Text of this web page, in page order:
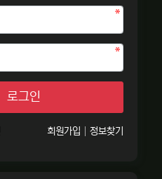
로그인
회원가입 정보찾기